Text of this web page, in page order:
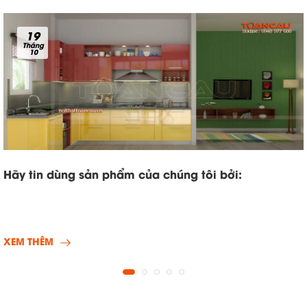
19
Tháng
10
Hãy tin dùng sản phẩm của chúng tôi bởi:
XEM THÊM